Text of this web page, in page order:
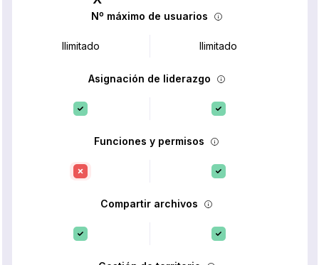
Nº máximo de usuarios
Ilimitado Ilimitado
Asignación de liderazgo
Funciones y permisos
Compartir archivos